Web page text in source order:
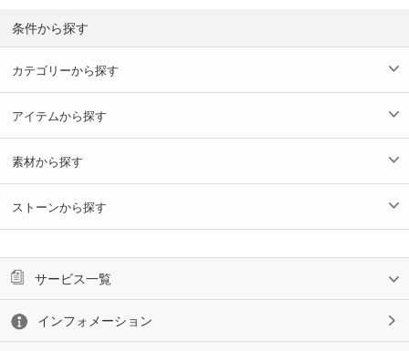
条件から探す
カテゴリーから探す
アイテムから探す
素材から探す
ストーンから探す
サービス一覧
インフォメーション